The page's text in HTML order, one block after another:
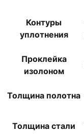
Контуры
уплотнения
Проклейка
изолоном
Толщина полотна
Толщина стали